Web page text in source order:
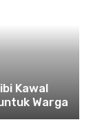
Kawal
Warga